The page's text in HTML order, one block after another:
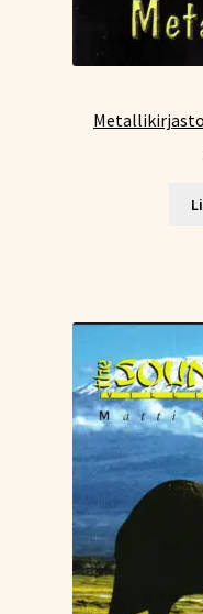
Metallikirjasto